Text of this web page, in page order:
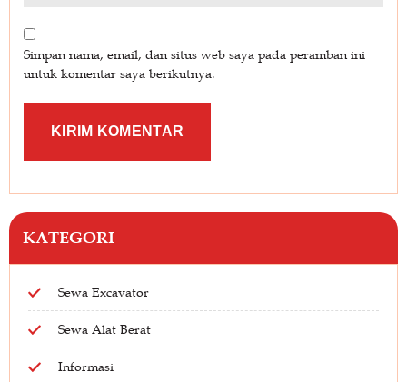
Simpan nama, email, dan situs web saya pada peramban ini
untuk komentar saya berikutnya.
KATEGORI
Sewa Excavator
Sewa Alat Berat
Informasi